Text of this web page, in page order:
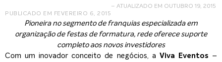
PUBLICADO EM FEVEREIRO 6, 2015
– ATUALIZADO EM OUTUBRO 19, 2015
Pioneira no segmento de franquias especializada em
organização de festas de formatura, rede oferece suporte
completo aos novos investidores
Com um inovador conceito de negócios, a Viva Eventos –